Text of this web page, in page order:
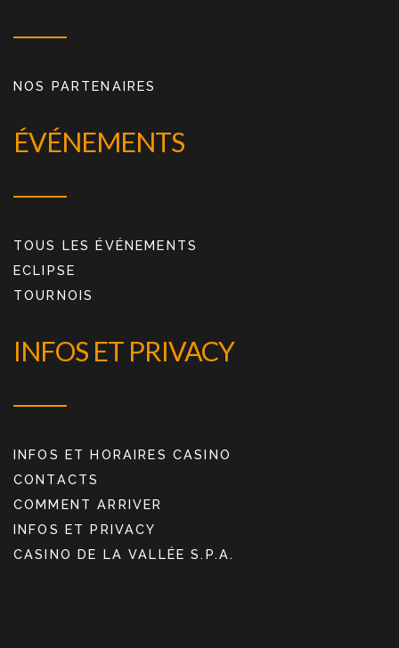
NOS PARTENAIRES
ÉVÉNEMENTS
TOUS LES ÉVÉNEMENTS
ECLIPSE
TOURNOIS
INFOS ET PRIVACY
INFOS ET HORAIRES CASINO
CONTACTS
COMMENT ARRIVER
INFOS ET PRIVACY
CASINO DE LA VALLÉE S.P.A.